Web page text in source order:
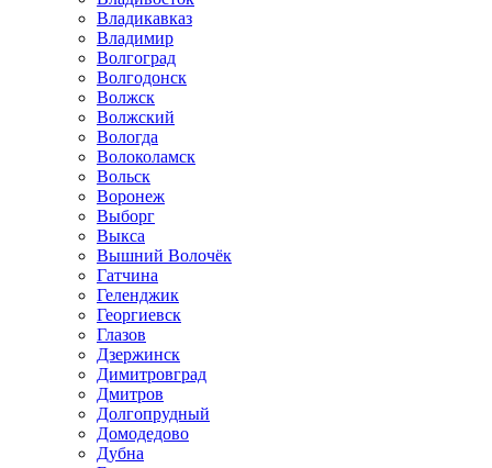
Владикавказ
Владимир
Волгоград
Волгодонск
Волжск
Волжский
Вологда
Волоколамск
Вольск
Воронеж
Выборг
Выкса
Вышний Волочёк
Гатчина
Геленджик
Георгиевск
Глазов
Дзержинск
Димитровград
Дмитров
Долгопрудный
Домодедово
Дубна